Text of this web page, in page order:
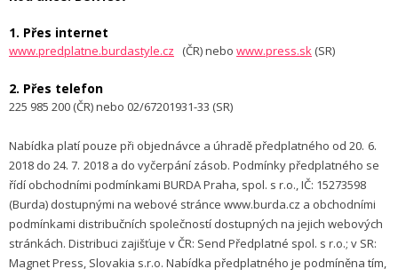
1. Přes internet
www.predplatne.burdastyle.cz (ČR) nebo www.press.sk (SR)
2. Přes telefon
225 985 200 (ČR) nebo 02/67201931-33 (SR)
Nabídka platí pouze při objednávce a úhradě předplatného od 20. 6.
2018 do 24. 7. 2018 a do vyčerpání zásob. Podmínky předplatného se
řídí obchodními podmínkami BURDA Praha, spol. s r.o., IČ: 15273598
(Burda) dostupnými na webové stránce www.burda.cz a obchodními
podmínkami distribučních společností dostupných na jejich webových
stránkách. Distribuci zajišťuje v ČR: Send Předplatné spol. s r.o.; v SR:
Magnet Press, Slovakia s.r.o. Nabídka předplatného je podmíněna tím,